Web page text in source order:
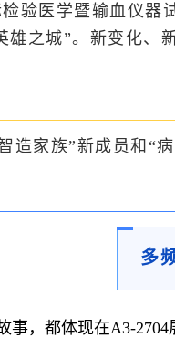
验医学暨输血仪
之城”。新变化、
造家族”新成员和“
多
事，都体现在A3-